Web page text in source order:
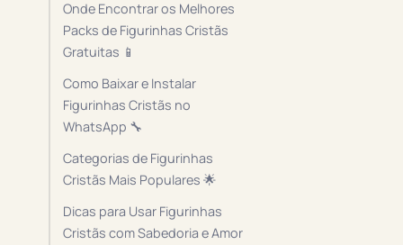
Onde Encontrar os Melhores
Packs de Figurinhas Cristãs
Gratuitas 📱
Como Baixar e Instalar
Figurinhas Cristãs no
WhatsApp 🔧
Categorias de Figurinhas
Cristãs Mais Populares 🌟
Dicas para Usar Figurinhas
Cristãs com Sabedoria e Amor